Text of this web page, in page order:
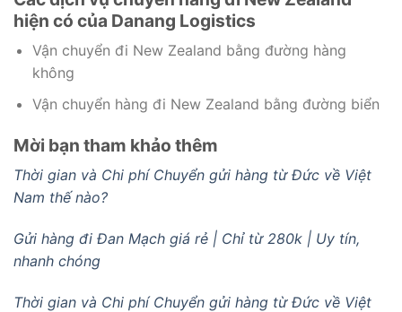
hiện có của Danang Logistics
Vận chuyển đi New Zealand bằng đường hàng
không
Vận chuyển hàng đi New Zealand bằng đường biển
Mời bạn tham khảo thêm
Thời gian và Chi phí Chuyển gửi hàng từ Đức về Việt
Nam thế nào?
Gửi hàng đi Đan Mạch giá rẻ | Chỉ từ 280k | Uy tín,
nhanh chóng
Thời gian và Chi phí Chuyển gửi hàng từ Đức về Việt